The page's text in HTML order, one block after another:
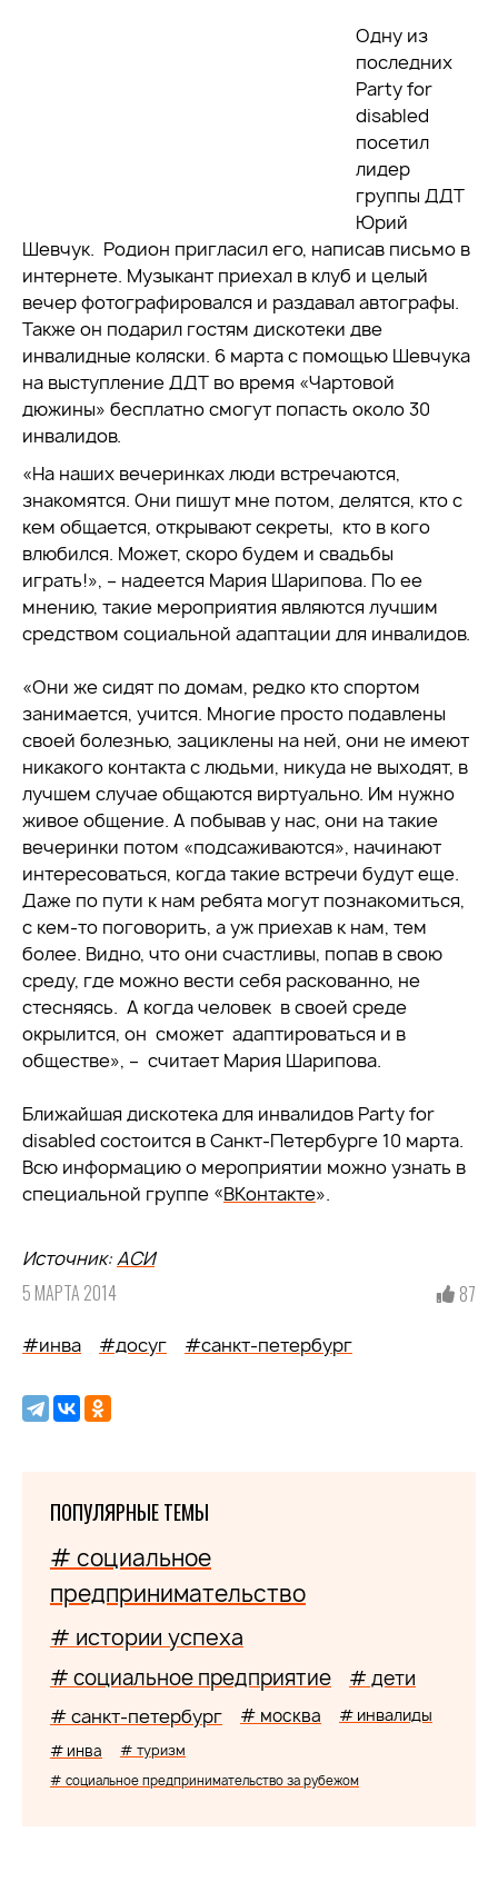
Одну из
последних
Party for
disabled
посетил
лидер
группы ДДТ
Юрий
Шевчук. Родион пригласил его, написав письмо в
интернете. Музыкант приехал в клуб и целый
вечер фотографировался и раздавал автографы.
Также он подарил гостям дискотеки две
инвалидные коляски. 6 марта с помощью Шевчука
на выступление ДДТ во время «Чартовой
дюжины» бесплатно смогут попасть около 30
инвалидов.
«На наших вечеринках люди встречаются,
знакомятся. Они пишут мне потом, делятся, кто с
кем общается, открывают секреты, кто в кого
влюбился. Может, скоро будем и свадьбы
играть!», – надеется Мария Шарипова. По ее
мнению, такие мероприятия являются лучшим
средством социальной адаптации для инвалидов.
«Они же сидят по домам, редко кто спортом
занимается, учится. Многие просто подавлены
своей болезнью, зациклены на ней, они не имеют
никакого контакта с людьми, никуда не выходят, в
лучшем случае общаются виртуально. Им нужно
живое общение. А побывав у нас, они на такие
вечеринки потом «подсаживаются», начинают
интересоваться, когда такие встречи будут еще.
Даже по пути к нам ребята могут познакомиться,
с кем-то поговорить, а уж приехав к нам, тем
более. Видно, что они счастливы, попав в свою
среду, где можно вести себя раскованно, не
стесняясь. А когда человек в своей среде
окрылится, он сможет адаптироваться и в
обществе», – считает Мария Шарипова.
Ближайшая дискотека для инвалидов Party for
disabled состоится в Санкт-Петербурге 10 марта.
Всю информацию о мероприятии можно узнать в
специальной группе «ВКонтакте».
Источник:АСИ
5 МАРТА 2014 87
#инва #досуг #санкт-петербург
ПОПУЛЯРНЫЕ ТЕМЫ
# социальное
предпринимательство
# истории успеха
# социальное предприятие # дети
# санкт-петербург # москва # инвалиды
# инва # туризм
# социальное предпринимательство за рубежом